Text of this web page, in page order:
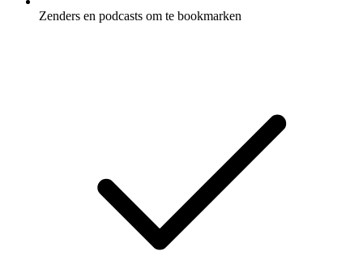
Zenders en podcasts om te bookmarken